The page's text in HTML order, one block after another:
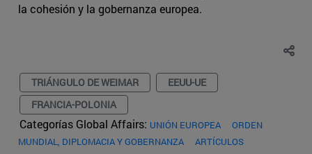
la cohesión y la gobernanza europea.
TRIÁNGULO DE WEIMAR
EEUU-UE
FRANCIA-POLONIA
Categorías Global Affairs: UNIÓN EUROPEA
ORDEN
MUNDIAL, DIPLOMACIA Y GOBERNANZA
ARTÍCULOS